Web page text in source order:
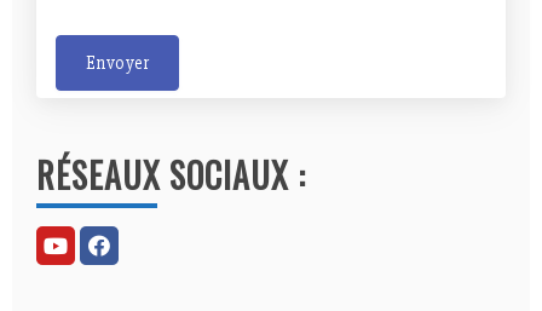
Envoyer
t
e
r
n
RÉSEAUX SOCIAUX :